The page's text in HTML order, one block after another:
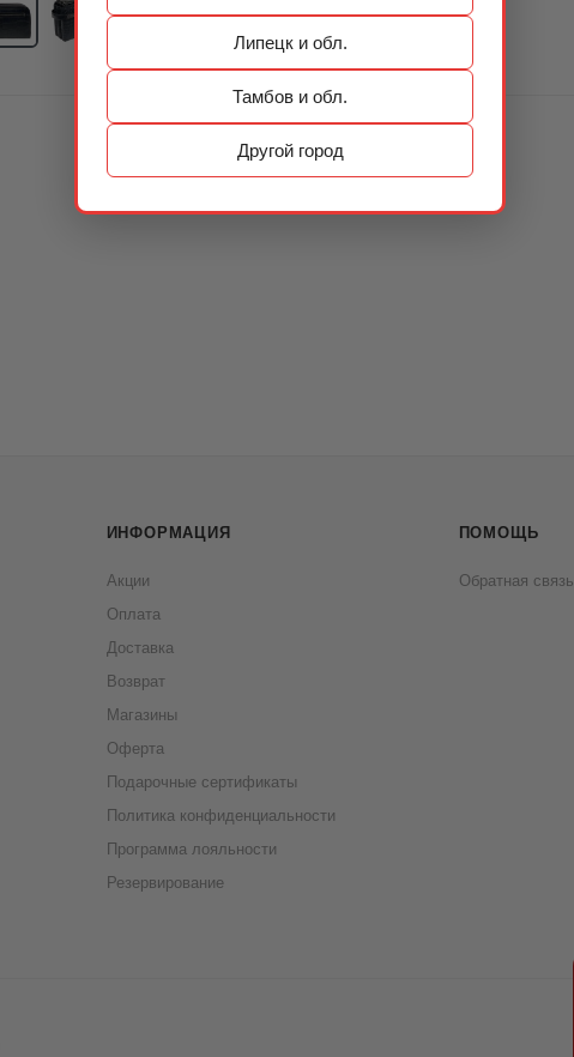
Липецк и обл.
Тамбов и обл.
Другой город
ИНФОРМАЦИЯ
Акции
Оплата
Доставка
Возврат
Магазины
Оферта
Подарочные сертификаты
Политика конфиденциальности
Программа лояльности
Резервирование
ПОМОЩЬ
Обратная связь